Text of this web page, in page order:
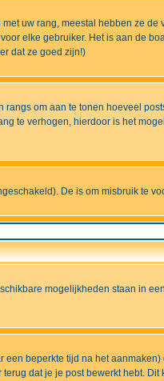
uw rang, meestal hebben ze
elke gebruiker. Het is aan de
dat ze goed zijn!)
om aan te tonen hoeveel
te verhogen, hierdoor is het
De is om misbruik te
mogelijkheden staan in
beperkte tijd na het aanmaken)
dat je je post bewerkt hebt.